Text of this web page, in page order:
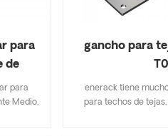
para
de
para
Medio,
gancho para
enerack tiene
para techos de